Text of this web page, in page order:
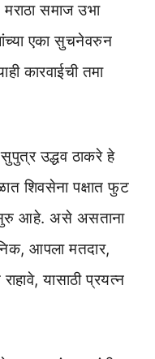
समाज उभा
एका सुचनेवरुन
कारवाईची तमा
सुपुत्र उद्धव ठाकरे हे
शिवसेना पक्षात फुट
सुरु आहे. असे असताना
आपला मतदार,
यासाठी प्रयत्न